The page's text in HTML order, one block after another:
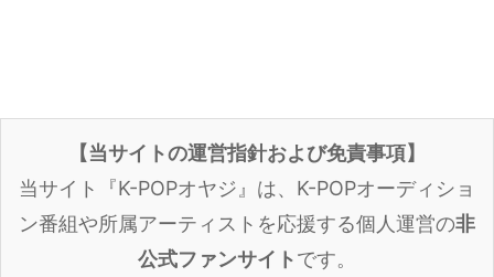
【当サイトの運営指針および免責事項】
当サイト『K-POPオヤジ』は、K-POPオーディショ
ン番組や所属アーティストを応援する個人運営の非
公式ファンサイトです。